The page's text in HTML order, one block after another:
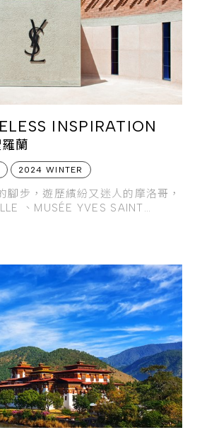
INSPIRATION
蘭
2024 WINTER
腳步，遊歷繽紛又迷人的摩洛哥，
、MUSÉE YVES SAINT